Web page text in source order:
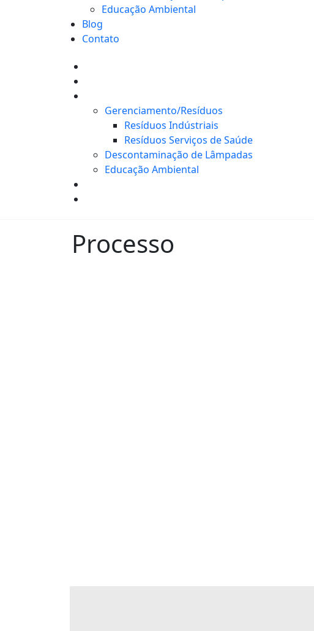
Educação Ambiental
Blog
Contato
Gerenciamento/Resíduos
Resíduos Indústriais
Resíduos Serviços de Saúde
Descontaminação de Lâmpadas
Educação Ambiental
Processo